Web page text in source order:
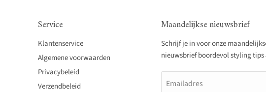
Service
Klantenservice
Algemene voorwaarden
Privacybeleid
Verzendbeleid
Maandelijkse nieuwsbrief
Schrijf je in voor onze
nieuwsbrief boordevol styling tips
Emailadres